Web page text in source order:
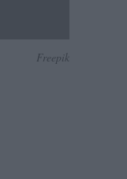
Freepik